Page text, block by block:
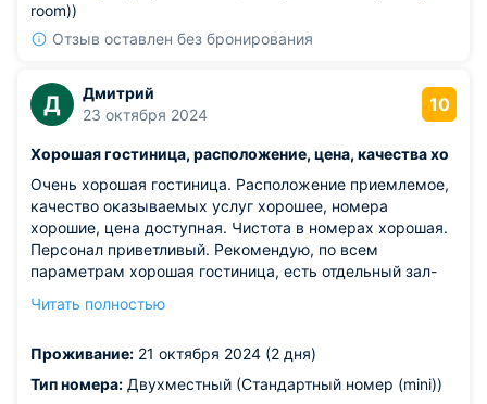
room))
Отзыв оставлен без бронирования
Д
Дмитрий
23 октября 2024
10
Хорошая гостиница, расположение, цена, качества хо
Очень хорошая гостиница. Расположение приемлемое,
качество оказываемых услуг хорошее, номера
хорошие, цена доступная. Чистота в номерах хорошая.
Персонал приветливый. Рекомендую, по всем
параметрам хорошая гостиница, есть отдельный зал-
пообщаться. Про дополнительные услуги лучше
Из недостатков: все хорошо
Читать полностью
Проживание: 21 октября 2024 (2 дня)
Тип номера: Двухместный (Стандартный номер (mini))